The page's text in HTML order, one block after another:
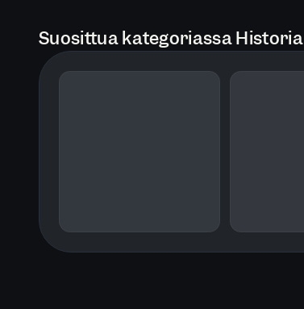
Suosittua kategoriassa Historia